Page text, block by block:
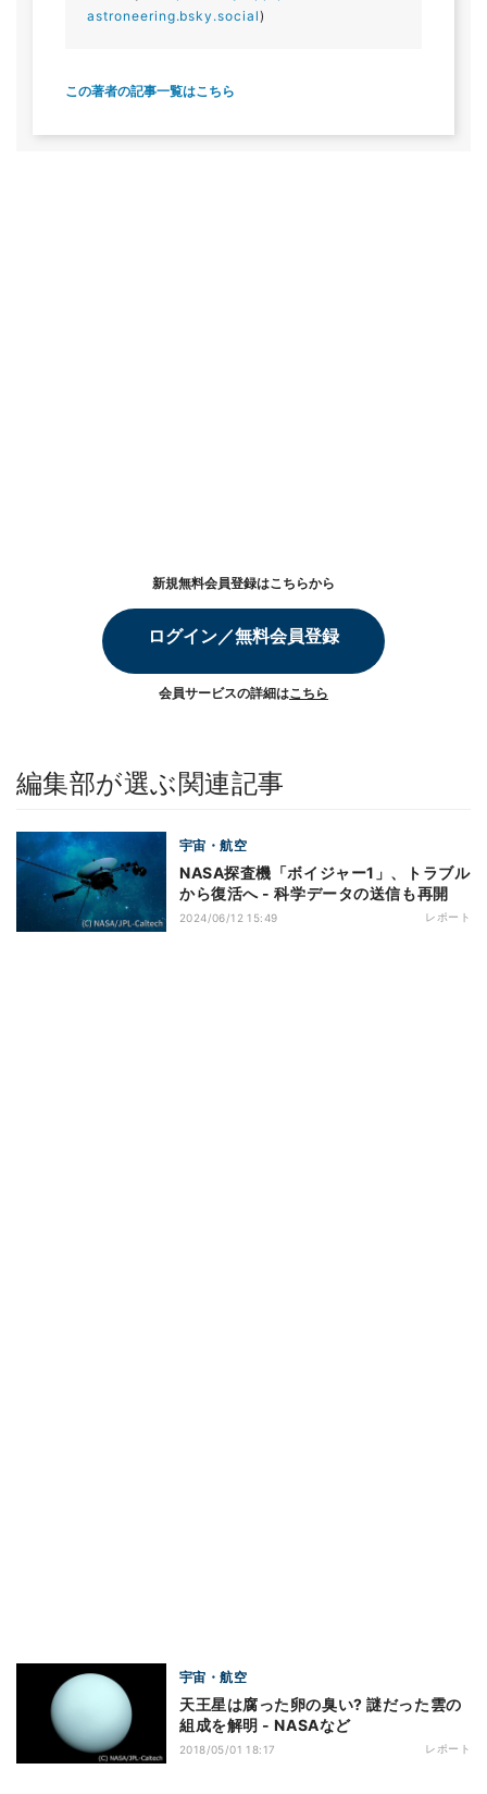
astroneering.bsky.social)
この著者の記事一覧はこちら
新規無料会員登録はこちらから
ログイン／無料会員登録
会員サービスの詳細はこちら
編集部が選ぶ関連記事
宇宙・航空
NASA探査機「ボイジャー1」、トラブル
から復活へ - 科学データの送信も再開
2024/06/12 15:49 レポート
宇宙・航空
天王星は腐った卵の臭い? 謎だった雲の
組成を解明 - NASAなど
2018/05/01 18:17 レポート